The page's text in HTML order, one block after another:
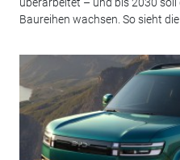
Baureihen wachsen. So sieht